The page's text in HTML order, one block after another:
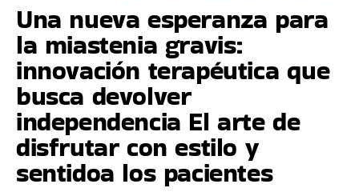
Una nueva esperanza para
la miastenia gravis:
innovación terapéutica que
busca devolver
independencia El arte de
disfrutar con estilo y
sentidoa los pacientes